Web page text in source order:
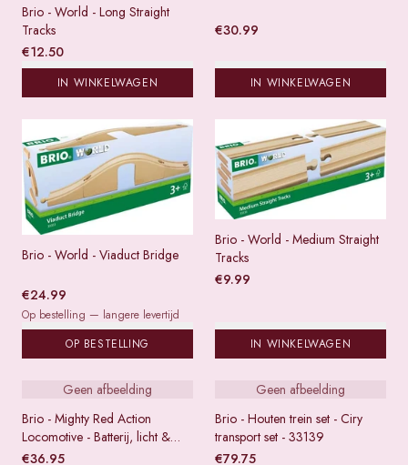
Brio - World - Long Straight
Tracks
€12.50
IN WINKELWAGEN
€30.99
IN WINKELWAGEN
Brio - World - Viaduct Bridge
€24.99
Op bestelling — langere levertijd
OP BESTELLING
Brio - World - Medium Straight
Tracks
€9.99
IN WINKELWAGEN
Geen afbeelding
Brio - Mighty Red Action
Locomotive - Batterij, licht &
geluid
€36.95
Geen afbeelding
Brio - Houten trein set - Ciry
transport set - 33139
€79.75